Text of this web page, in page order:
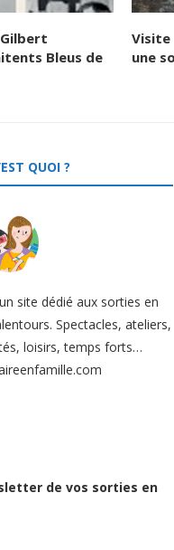
Bleus de
Visite
une
QUOI ?
site dédié aux sorties en
Spectacles, ateliers,
loisirs, temps forts…
de vos sorties en